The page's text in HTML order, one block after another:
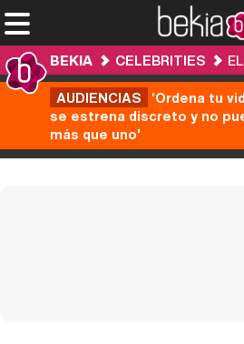
BEKIA CELEBRITIES
AUDIENCIAS 'Ordena tu
se estrena discreto y no
más que uno'